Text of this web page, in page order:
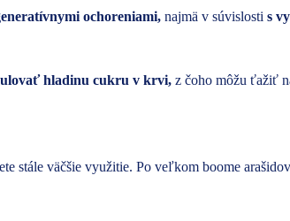
ochoreniami, najmä v súvislosti s
hladinu cukru v krvi, z čoho môžu ťažiť
stále väčšie využitie. Po veľkom boome